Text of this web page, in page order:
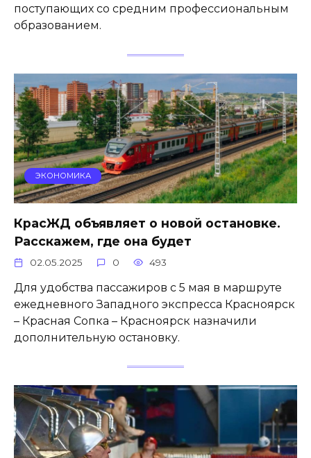
поступающих со средним профессиональным
образованием.
ЭКОНОМИКА
КрасЖД объявляет о новой остановке.
Расскажем, где она будет
02.05.2025 0 493
Для удобства пассажиров с 5 мая в маршруте
ежедневного Западного экспресса Красноярск
– Красная Сопка – Красноярск назначили
дополнительную остановку.